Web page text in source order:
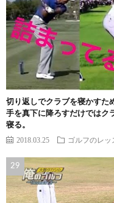
切り返しでクラブを寝かすた
手を真下に降ろすだけではク
寝る。
2018.03.25 ゴルフのレッ